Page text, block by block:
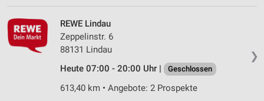
❯
REWE Lindau
Zeppelinstr. 6
88131 Lindau
Heute 07:00 - 20:00 Uhr |
Geschlossen
613,40 km • Angebote: 2 Prospekte